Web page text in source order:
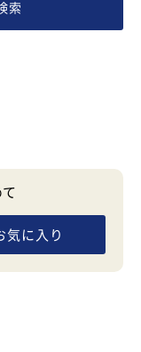
索
気に入り